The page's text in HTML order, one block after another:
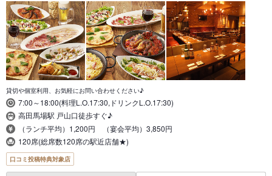
貸切や個室利用、お気軽にお問い合わせください♪
7:00～18:00(料理L.O.17:30,ドリンクL.O.17:30)
高田馬場駅 戸山口徒歩すぐ♪
（ランチ平均）1,200円 （宴会平均）3,850円
120席(総席数120席の駅近店舗★)
口コミ投稿特典対象店